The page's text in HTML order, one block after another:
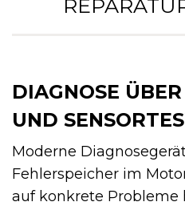
DIAGNOSE
UND
Moderne
Fehlerspeicher im
auf konkrete Probleme